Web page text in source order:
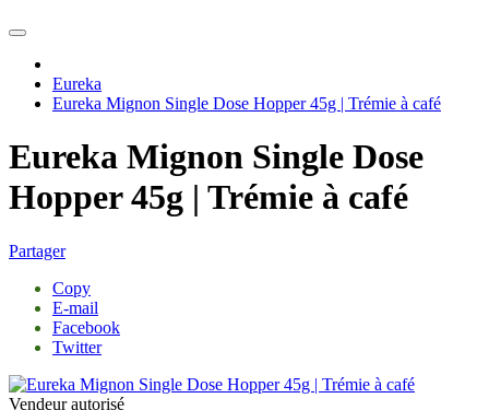
Eureka
Eureka Mignon Single Dose Hopper 45g | Trémie à café
Eureka Mignon Single Dose
Hopper 45g | Trémie à café
Partager
Copy
E-mail
Facebook
Twitter
Vendeur autorisé